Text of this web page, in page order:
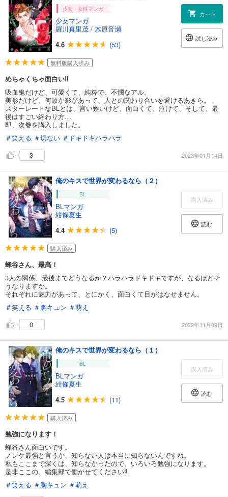
少女・女性マンガ
少女マンガ
羅川真里茂 / 木原音瀬
4.6
(53)
カート
試し読み
無料版購入済み
めちゃくちゃ面白い‼︎
吸血鬼だけど、可愛くて、純粋で、不憫なアル。
美形だけど、何故か影があって、人との関わり合いを避けるあきら。
スターレートなBLとは、言い難いけど、面白くて、泣けて、そして、最
後はすごい終わり方…
即、次巻を購入しました。
＃笑える ＃切ない ＃ドキドキハラハラ
3
2023年01月14日
俺のキスで世界が変わるなら（２）
BL
BLマンガ
紺條夏生
4.4
(5)
購入済み
読む
購入済み
蜂谷さん、最高！
3人の関係、最後までどうなるか？ハラハラドキドキですが、なるほどそ
うなりますか。
それぞれに魅力があって、とにかく、面白くて目がはなせません。
＃笑える ＃胸キュン ＃萌え
0
2022年11月09日
俺のキスで世界が変わるなら（１）
BL
BLマンガ
紺條夏生
4.5
(11)
購入済み
読む
購入済み
勉強になります！
蜂谷さん面白いです。
ノンケ最強と言うか、知らない人は本当に知らないんですね。
私もここまで深くは、知らなかったので、いろいろ勉強になります。
是非ここの、編集部で働かせてください‼︎
＃笑える ＃胸キュン ＃萌え